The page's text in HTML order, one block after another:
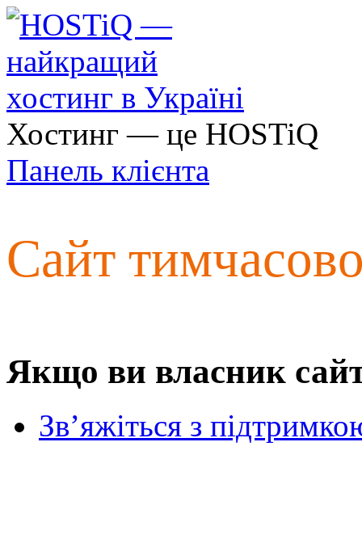
Хостинг — це HOSTiQ
Панель клієнта
Сайт
Якщо ви власник
Зв’яжіться з